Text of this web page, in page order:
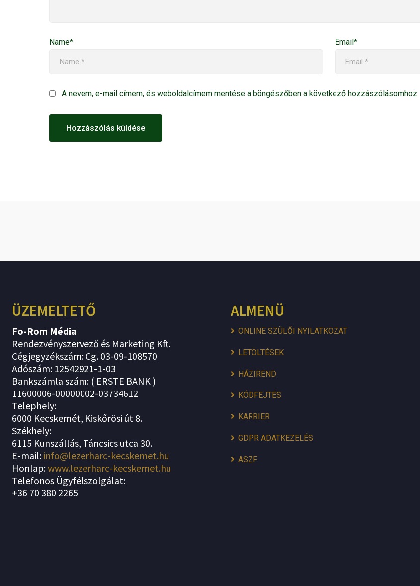
Name* Email*
A nevem, e-mail címem, és weboldalcímem mentése a böngészőben a következő hozzászólásomhoz.
ÜZEMELTETŐ
Fo-Rom Média
Rendezvényszervező és Marketing Kft.
Cégjegyzékszám: Cg. 03-09-108570
Adószám: 12542921-1-03
Bankszámla szám: ( ERSTE BANK )
11600006-00000002-03734612
Telephely:
6000 Kecskemét, Kiskőrösi út 8.
Székhely:
6115 Kunszállás, Táncsics utca 30.
E-mail: info@lezerharc-kecskemet.hu
Honlap:www.lezerharc-kecskemet.hu
Telefonos Ügyfélszolgálat:
+36 70 380 2265
ALMENÜ
ONLINE SZÜLŐI NYILATKOZAT
LETÖLTÉSEK
HÁZIREND
KÓDFEJTÉS
KARRIER
GDPR ADATKEZELÉS
ASZF